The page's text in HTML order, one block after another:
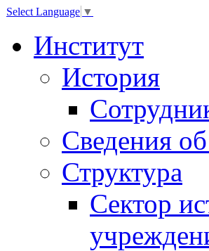
Select Language ▼
Институт
История
Сведения
Структура
Сектор